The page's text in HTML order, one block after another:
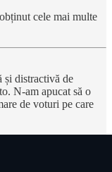
cele mai multe
și distractivă de
N-am apucat să o
de voturi pe care